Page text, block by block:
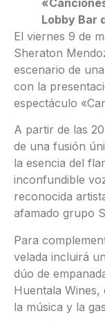
Lobby Bar
El viernes 9 de
Sheraton
escenario de
con la
espectáculo
A partir de las
de una fusión
la esencia del
inconfundible
reconocida
afamado grupo
Para
velada incluirá
dúo de
Huentala
la música y la